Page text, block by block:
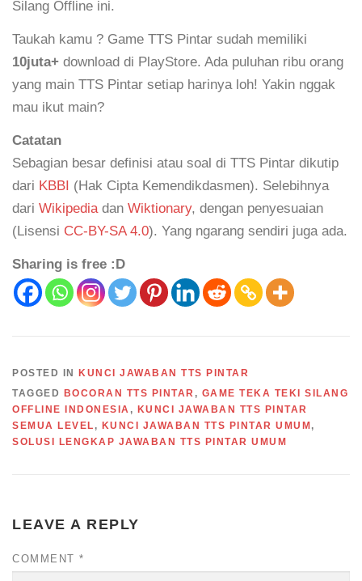
Silang Offline ini.
Taukah kamu ? Game TTS Pintar sudah memiliki
10juta+ download di PlayStore. Ada puluhan ribu orang
yang main TTS Pintar setiap harinya loh! Yakin nggak
mau ikut main?
Catatan
Sebagian besar definisi atau soal di TTS Pintar dikutip
dari KBBI (Hak Cipta Kemendikdasmen). Selebihnya
dari Wikipediadan Wiktionary, dengan penyesuaian
(Lisensi CC-BY-SA 4.0). Yang ngarang sendiri juga ada.
Sharing is free :D
POSTED IN
KUNCI JAWABAN TTS PINTAR
TAGGED
BOCORAN TTS PINTAR , GAME TEKA TEKI SILANG
OFFLINE INDONESIA , KUNCI JAWABAN TTS PINTAR
SEMUA LEVEL , KUNCI JAWABAN TTS PINTAR UMUM ,
SOLUSI LENGKAP JAWABAN TTS PINTAR UMUM
LEAVE A REPLY
COMMENT *